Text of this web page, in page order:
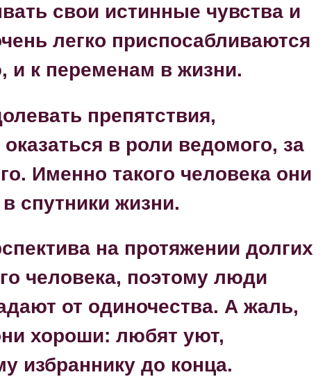
свои истинные чувства и
легко приспосабливаются
и к переменам в жизни.
препятствия,
в роли ведомого, за
Именно такого человека они
спутники жизни.
на протяжении долгих
человека, поэтому люди
от одиночества. А жаль,
хороши: любят уют,
избраннику до конца.